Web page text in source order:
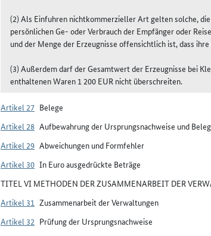
(2) Als Einfuhren nichtkommerzieller Art gelten solche,
persönlichen Ge- oder Verbrauch der Empfänger oder
und der Menge der Erzeugnisse offensichtlich ist, dass
(3) Außerdem darf der Gesamtwert der Erzeugnisse bei
enthaltenen Waren 1 200 EUR nicht überschreiten.
Artikel 27 Belege
Artikel 28 Aufbewahrung der Ursprungsnachweise und
Artikel 29 Abweichungen und Formfehler
Artikel 30 In Euro ausgedrückte Beträge
TITEL VI METHODEN DER ZUSAMMENARBEIT DER
Artikel 31 Zusammenarbeit der Verwaltungen
Artikel 32 Prüfung der Ursprungsnachweise